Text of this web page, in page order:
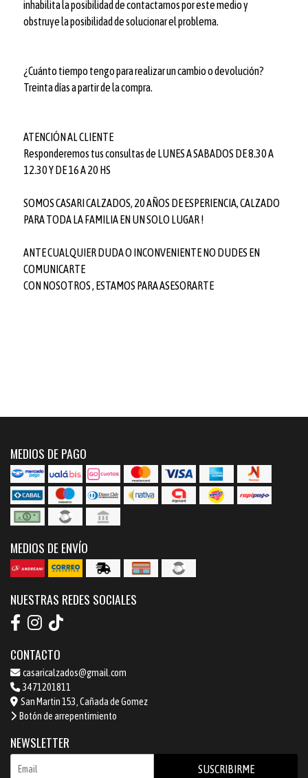
inhabilita la posibilidad de contactarnos por este medio y
obstruye la posibilidad de solucionar el problema.
¿Cuánto tiempo tengo para realizar un cambio o devolución?
Treinta días a partir de la compra.
ATENCIÓN AL CLIENTE
Responderemos tus consultas de LUNES A SABADOS DE 8.30 A
12.30 Y DE 16 A 20 HS
SOMOS CASARI CALZADOS, 20 AÑOS DE ESPERIENCIA, CALZADO
PARA TODA LA FAMILIA EN UN SOLO LUGAR !
ANTE CUALQUIER DUDA O INCONVENIENTE NO DUDES EN
COMUNICARTE
CON NOSOTROS , ESTAMOS PARA ASESORARTE
MEDIOS DE PAGO
MEDIOS DE ENVÍO
NUESTRAS REDES SOCIALES
CONTACTO
casaricalzados@gmail.com
3471201811
San Martin 153, Cañada de Gomez
Botón de arrepentimiento
NEWSLETTER
SUSCRIBIRME